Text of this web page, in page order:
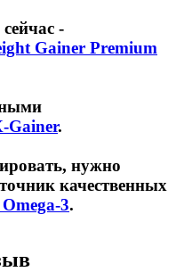
-
Gainer Premium
Gainer.
нужно
качественных
3.